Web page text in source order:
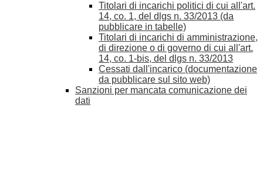
Titolari di incarichi politici di cui all'art.
14, co. 1, del dlgs n. 33/2013 (da
pubblicare in tabelle)
Titolari di incarichi di amministrazione,
di direzione o di governo di cui all'art.
14, co. 1-bis, del dlgs n. 33/2013
Cessati dall'incarico (documentazione
da pubblicare sul sito web)
Sanzioni per mancata comunicazione dei
dati